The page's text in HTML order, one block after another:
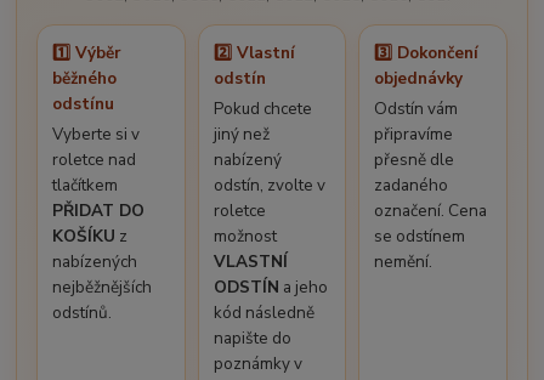
1️⃣ Výběr
běžného
odstínu
Vyberte si v
roletce nad
tlačítkem
PŘIDAT DO
KOŠÍKU z
nabízených
nejběžnějších
odstínů.
2️⃣ Vlastní
odstín
Pokud chcete
jiný než
nabízený
odstín, zvolte v
roletce
možnost
VLASTNÍ
ODSTÍN a jeho
kód následně
napište do
poznámky v
3️⃣ Dokončení
objednávky
Odstín vám
připravíme
přesně dle
zadaného
označení. Cena
se odstínem
nemění.